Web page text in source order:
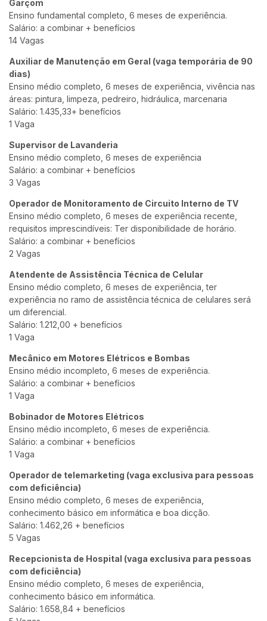
Garçom
Ensino fundamental completo, 6 meses de experiência.
Salário: a combinar + benefícios
14 Vagas
Auxiliar de Manutenção em Geral (vaga temporária de 90
dias)
Ensino médio completo, 6 meses de experiência, vivência nas
áreas: pintura, limpeza, pedreiro, hidráulica, marcenaria
Salário: 1.435,33+ benefícios
1 Vaga
Supervisor de Lavanderia
Ensino médio completo, 6 meses de experiência
Salário: a combinar + benefícios
3 Vagas
Operador de Monitoramento de Circuito Interno de TV
Ensino médio completo, 6 meses de experiência recente,
requisitos imprescindíveis: Ter disponibilidade de horário.
Salário: a combinar + benefícios
2 Vagas
Atendente de Assistência Técnica de Celular
Ensino médio completo, 6 meses de experiência, ter
experiência no ramo de assistência técnica de celulares será
um diferencial.
Salário: 1.212,00 + benefícios
1 Vaga
Mecânico em Motores Elétricos e Bombas
Ensino médio incompleto, 6 meses de experiência.
Salário: a combinar + benefícios
1 Vaga
Bobinador de Motores Elétricos
Ensino médio incompleto, 6 meses de experiência.
Salário: a combinar + benefícios
1 Vaga
Operador de telemarketing (vaga exclusiva para pessoas
com deficiência)
Ensino médio completo, 6 meses de experiência,
conhecimento básico em informática e boa dicção.
Salário: 1.462,26 + benefícios
5 Vagas
Recepcionista de Hospital (vaga exclusiva para pessoas
com deficiência)
Ensino médio completo, 6 meses de experiência,
conhecimento básico em informática.
Salário: 1.658,84 + benefícios